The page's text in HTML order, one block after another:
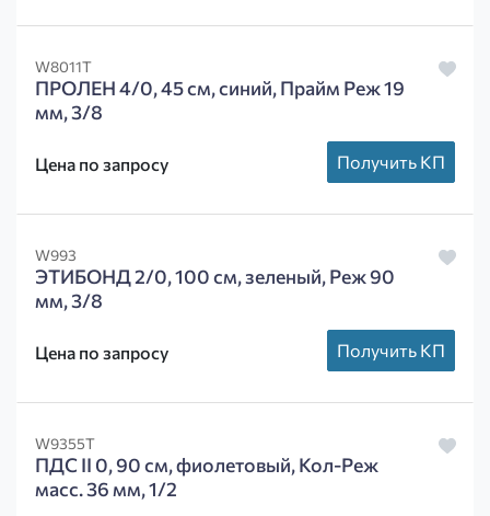
W8011T
ПРОЛЕН 4/0, 45 см, синий, Прайм Реж 19
мм, 3/8
Цена по запросу Получить КП
W993
ЭТИБОНД 2/0, 100 см, зеленый, Реж 90
мм, 3/8
Цена по запросу Получить КП
W9355T
ПДС II 0, 90 см, фиолетовый, Кол-Реж
масс. 36 мм, 1/2